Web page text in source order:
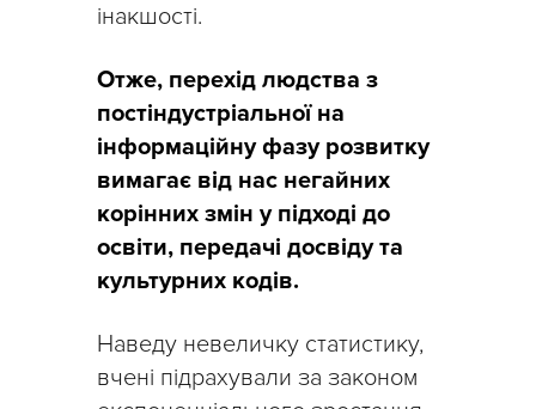
інакшості.
Отже, перехід людства з
постіндустріальної на
інформаційну фазу розвитку
вимагає від нас негайних
корінних змін у підході до
освіти, передачі досвіду та
культурних кодів.
Наведу невеличку статистику,
вчені підрахували за законом